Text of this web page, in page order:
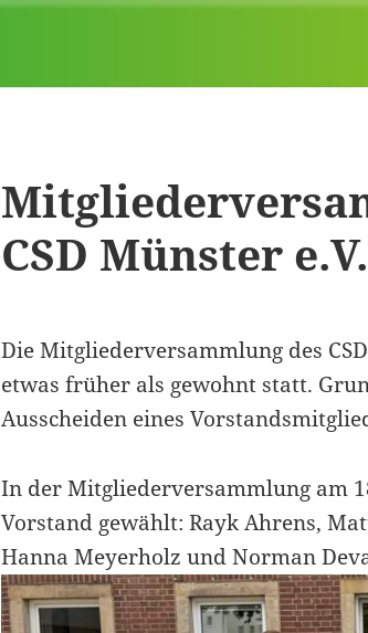
CSD Münster e.V.
Die Mitgliederversammlung des
etwas früher als gewohnt statt.
Ausscheiden eines
In der Mitgliederversammlung am
Vorstand gewählt: Rayk Ahrens,
Hanna Meyerholz und Norman